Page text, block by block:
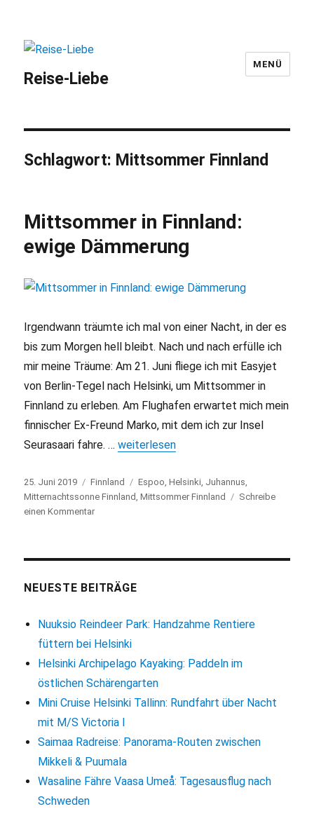
Reise-Liebe
MENÜ
Schlagwort: Mittsommer Finnland
Mittsommer in Finnland:
ewige Dämmerung
Irgendwann träumte ich mal von einer Nacht, in der es
bis zum Morgen hell bleibt. Nach und nach erfülle ich
mir meine Träume: Am 21. Juni fliege ich mit Easyjet
von Berlin-Tegel nach Helsinki, um Mittsommer in
Finnland zu erleben. Am Flughafen erwartet mich mein
finnischer Ex-Freund Marko, mit dem ich zur Insel
Seurasaari fahre. …„Mittsommer in Finnland: ewige
weiterlesen
Veröffentlicht
am
25. Juni 2019 Kategorien
Finnland Schlagwörter
Espoo ,Helsinki Juhannus
Mitternachtssonne Finnland ,Mittsommer Finnland
Schreibe
einen Kommentar
Dämmerung
NEUESTE BEITRÄGE
Nuuksio Reindeer Park: Handzahme Rentiere
füttern bei Helsinki
Helsinki Archipelago Kayaking: Paddeln im
östlichen Schärengarten
Mini Cruise Helsinki Tallinn: Rundfahrt über Nacht
mit M/S Victoria I
Saimaa Radreise: Panorama-Routen zwischen
Mikkeli & Puumala
Wasaline Fähre Vaasa Umeå: Tagesausflug nach
Schweden